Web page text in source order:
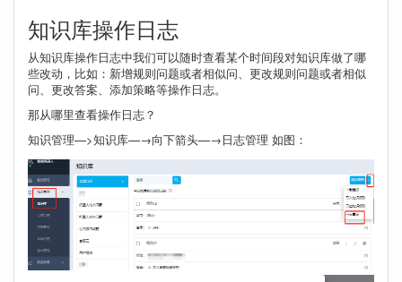
知识库操作日志
从知识库操作日志中我们可以随时查看某个时间段对知识库做了哪
些改动，比如：新增规则问题或者相似问、更改规则问题或者相似
问、更改答案、添加策略等操作日志。
那从哪里查看操作日志？
知识管理—>知识库—→向下箭头—→日志管理 如图：